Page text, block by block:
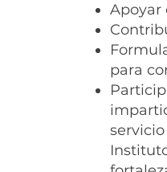
Apoyar
para